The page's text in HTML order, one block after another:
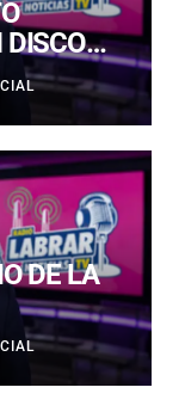
OBRAS
JULIO
DE LA
DE